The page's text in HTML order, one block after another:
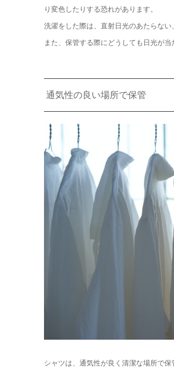
り変色したりする恐れがあります。
洗濯をした際は、直射日光のあたらない
また、保管する際にどうしても日光が
通気性の良い場所で保管
シャツは、通気性が良く清潔な場所で